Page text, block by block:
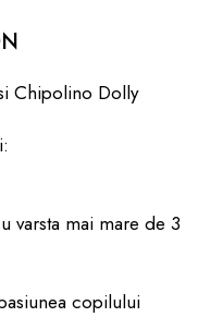
Chipolino Dolly
varsta mai mare de 3
copilului